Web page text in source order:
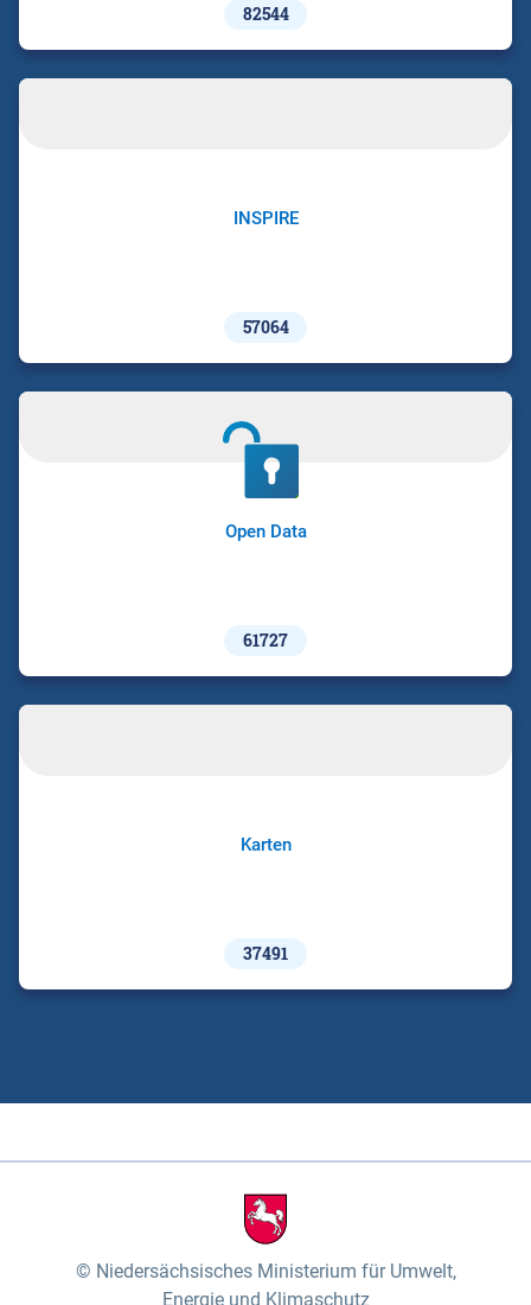
82544
INSPIRE
57064
Open Data
61727
Karten
37491
Niedersächsisches Ministerium für Umwelt,
Energie und Klimaschutz